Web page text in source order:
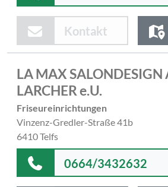
Kontakt
LA MAX SALONDESIGN
LARCHER e.U.
Friseureinrichtungen
Vinzenz-Gredler-Straße 41b
6410 Telfs
0664/3432632